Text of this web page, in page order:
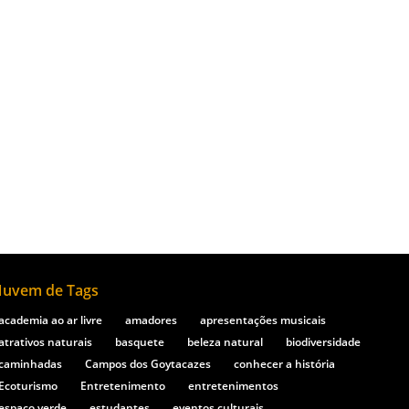
de Tags
ao ar livre amadores
apresentações musicais
naturais
basquete beleza natural
biodiversidade
Campos dos Goytacazes
conhecer a história
Entretenimento
entretenimentos